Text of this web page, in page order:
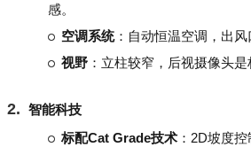
感。
空调系统：自动恒温空调，出风
视野 ：立柱较窄，后视摄像头是
智能科技
标配Cat Grade技术 ：2D坡度